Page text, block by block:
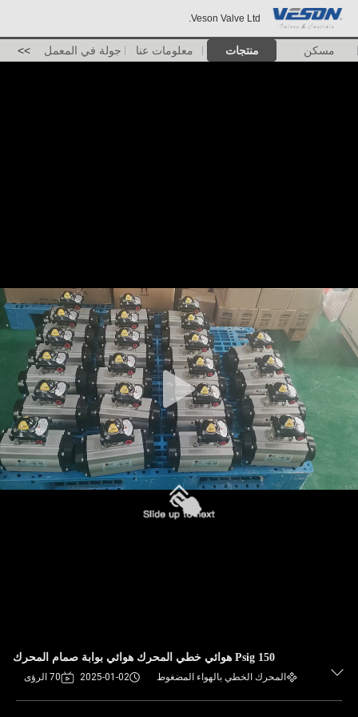
Veson Valve Ltd.
مسكن منتجات معلومات عنا جولة في المعمل >>
150 Psig هوائي خطي المحرك هوائي بوابة صمام المحرك
المحرك الخطي بالهواء المضغوط 2025-01-02 70 الرؤى